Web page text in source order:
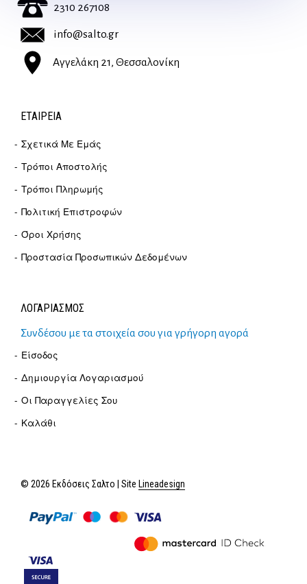
2310 267108
info@salto.gr
Αγγελάκη 21, Θεσσαλονίκη
ΕΤΑΙΡΕΊΑ
Σχετικά Με Εμάς
Τρόποι Αποστολής
Τρόποι Πληρωμής
Πολιτική Επιστροφών
Όροι Χρήσης
Προστασία Προσωπικών Δεδομένων
ΛΟΓΑΡΙΑΣΜΟΣ
Συνδέσου με τα στοιχεία σου για γρήγορη αγορά
Είσοδος
Δημιουργία Λογαριασμού
Οι Παραγγελίες Σου
Καλάθι
© 2026 Εκδόσεις Σαλτο | Site Lineadesign